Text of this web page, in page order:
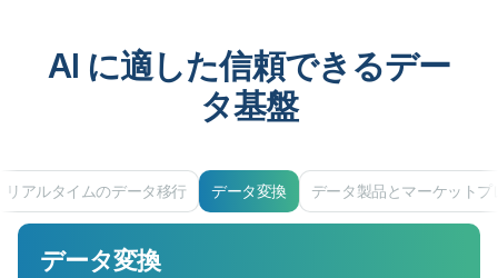
AI に適した信頼できるデー
タ基盤
リアルタイムのデータ移行 データ変換 データ製品とマーケットプ
データ変換